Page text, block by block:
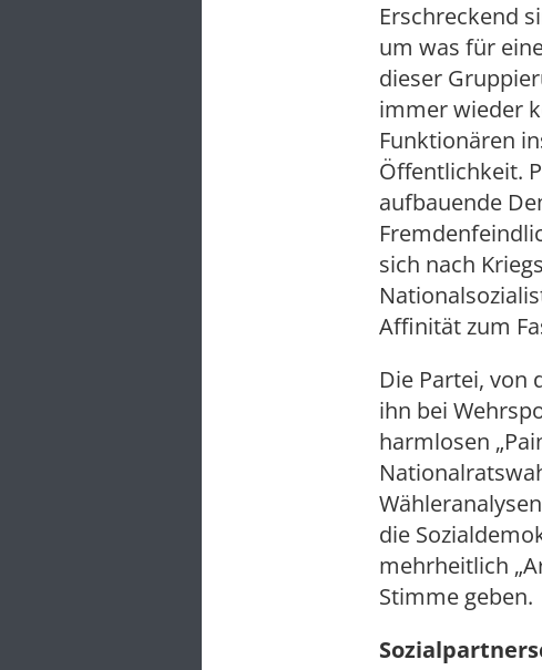
Erschreckend
um was für
dieser
immer wieder
Funktionären
Öffentlichkeit.
aufbauende
sich nach
Affinität zum
Die Partei, von
ihn bei
harmlosen
die
mehrheitlich
Stimme geben.